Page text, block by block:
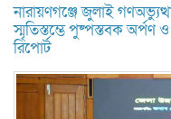
নারায়ণগঞ্জে জুলাই
স্মৃতিস্তম্ভে পুষ্পস্তবক
রিপোর্ট